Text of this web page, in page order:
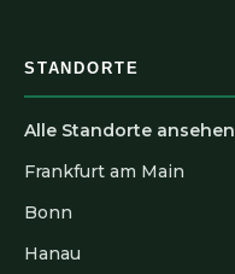
STANDORTE
Alle Standorte ansehen
Frankfurt am Main
Bonn
Hanau